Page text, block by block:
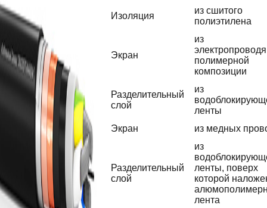
Изоляция
из сшитого
полиэтилена
Экран
из
полимерной
композиции
Разделительный
слой
из
ленты
Экран
из медных
Разделительный
слой
из
ленты, поверх
которой
лента